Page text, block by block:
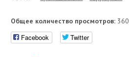
Общее количество просмотров: 360
Facebook Twitter